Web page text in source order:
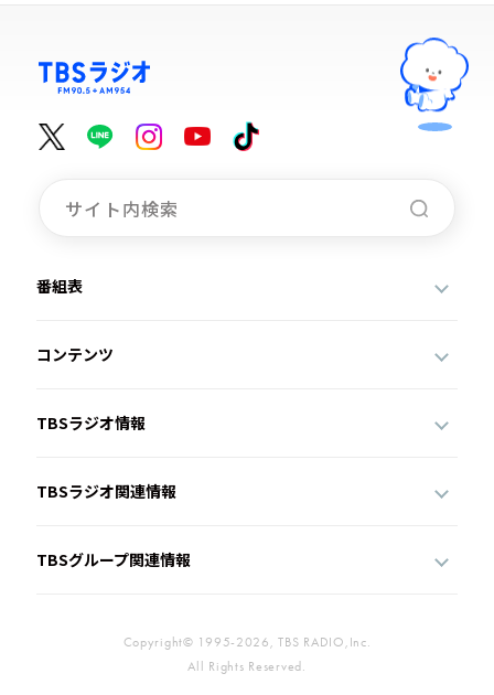
番組表
コンテンツ
TBSラジオ情報
TBSラジオ関連情報
TBSグループ関連情報
Copyright© 1995-2026, TBS RADIO,Inc.
All Rights Reserved.